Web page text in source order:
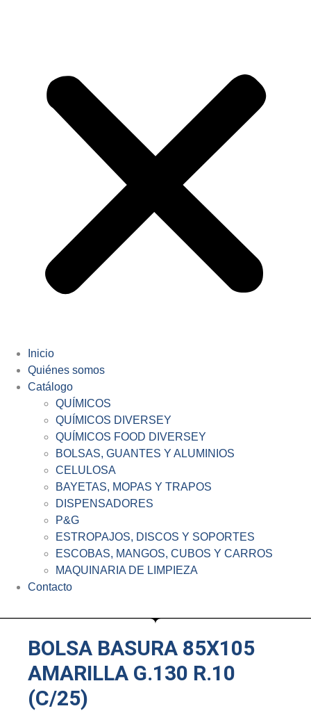
Inicio
Quiénes somos
Catálogo
QUÍMICOS
QUÍMICOS DIVERSEY
QUÍMICOS FOOD DIVERSEY
BOLSAS, GUANTES Y ALUMINIOS
CELULOSA
BAYETAS, MOPAS Y TRAPOS
DISPENSADORES
P&G
ESTROPAJOS, DISCOS Y SOPORTES
ESCOBAS, MANGOS, CUBOS Y CARROS
MAQUINARIA DE LIMPIEZA
Contacto
BOLSA BASURA 85X105
AMARILLA G.130 R.10
(C/25)